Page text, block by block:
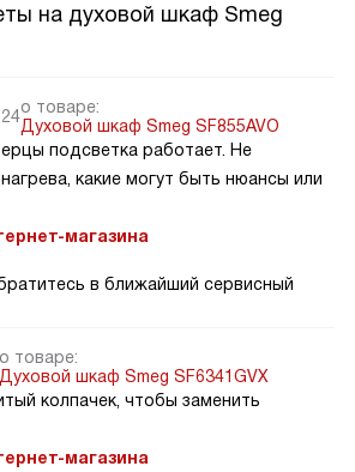
на духовой шкаф Smeg
о товаре:
Духовой шкаф Smeg SF855AVO
подсветка работает. Не
какие могут быть нюансы или
магазина
в ближайший сервисный
о товаре:
Духовой шкаф Smeg SF6341GVX
колпачек, чтобы заменить
магазина